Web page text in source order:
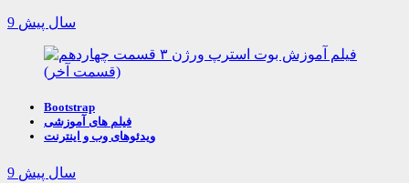
9 سال پیش
Bootstrap
فیلم های آموزشی
ویدئوهای وب و اینترنت
9 سال پیش